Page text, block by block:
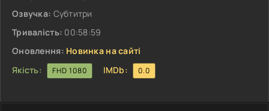
Озвучка: Субтитри
Тривалість: 00:58:59
Оновлення: Новинка на сайті
Якість:
FHD 1080 IMDb: 0.0